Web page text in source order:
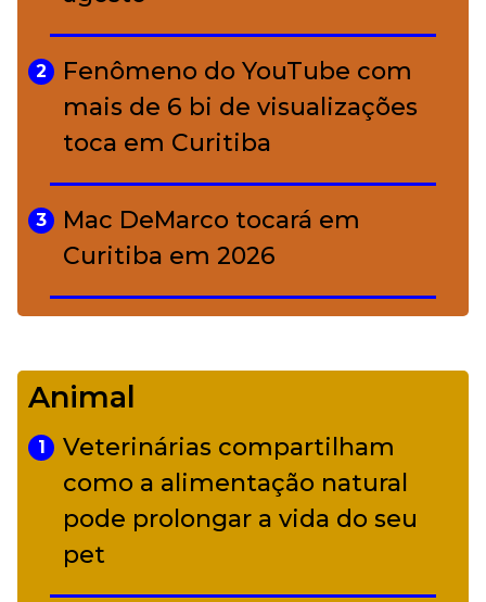
A ciência por trás da skincare: a
função de cada ativo
2
Fenômeno do YouTube com
mais de 6 bi de visualizações
toca em Curitiba
3
Mac DeMarco tocará em
Curitiba em 2026
Camerata tem repertório
diverso a partir de R$ 17
Adriana Calcanhotto retoma
alter ego infantil para show em
Curitiba
Animal
1
Veterinárias compartilham
como a alimentação natural
pode prolongar a vida do seu
pet